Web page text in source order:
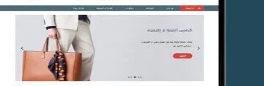
تصميم متجر متاجركم